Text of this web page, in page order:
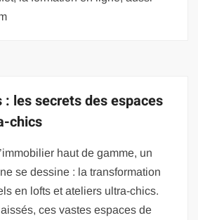
les secrets des espaces
chics
haut de gamme, un
se dessine : la transformation
en lofts et ateliers ultra-chics.
ces vastes espaces de